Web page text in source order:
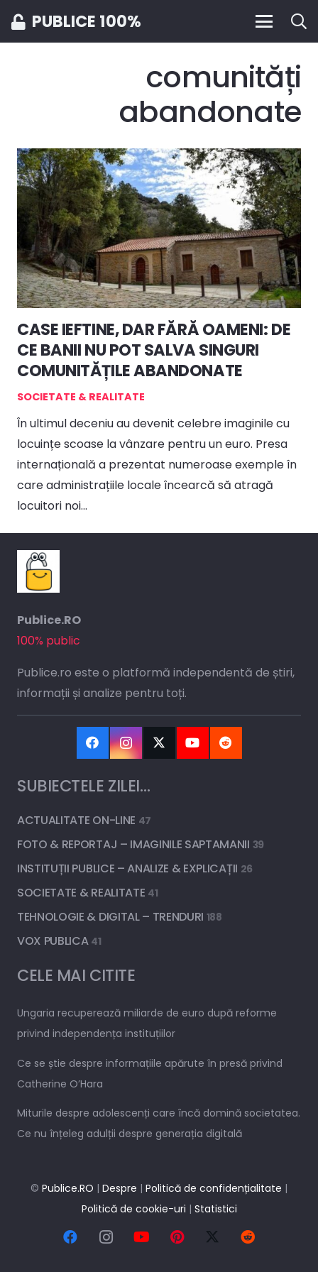
PUBLICE 100%
comunități
abandonate
CASE IEFTINE, DAR FĂRĂ OAMENI: DE
CE BANII NU POT SALVA SINGURI
COMUNITĂȚILE ABANDONATE
SOCIETATE & REALITATE
În ultimul deceniu au devenit celebre imaginile cu
locuințe scoase la vânzare pentru un euro. Presa
internațională a prezentat numeroase exemple în
care administrațiile locale încearcă să atragă
locuitori noi…
Publice.RO
100% public
Publice.ro este o platformă independentă de știri,
informații și analize pentru toți.
SUBIECTELE ZILEI…
ACTUALITATE ON-LINE 47
FOTO & REPORTAJ – IMAGINILE SAPTAMANII 39
INSTITUȚII PUBLICE – ANALIZE & EXPLICAȚII 26
SOCIETATE & REALITATE 41
TEHNOLOGIE & DIGITAL – TRENDURI 188
VOX PUBLICA 41
CELE MAI CITITE
Ungaria recuperează miliarde de euro după reforme
privind independența instituțiilor
Ce se știe despre informațiile apărute în presă privind
Catherine O’Hara
Miturile despre adolescenți care încă domină societatea.
Ce nu înțeleg adulții despre generația digitală
© Publice.RO | Despre | Politică de confidențialitate |
Politică de cookie-uri | Statistici